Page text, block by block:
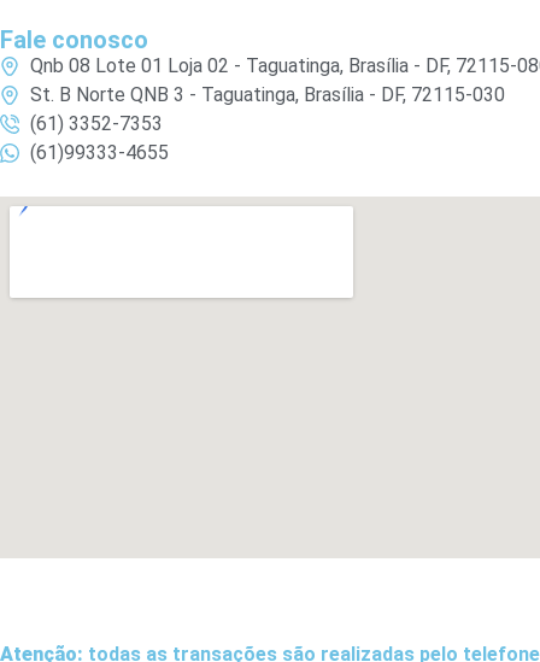
Fale conosco
Qnb 08 Lote 01 Loja 02 - Taguatinga, Brasília - DF, 72115-
St. B Norte QNB 3 - Taguatinga, Brasília - DF, 72115-030
(61) 3352-7353
(61)99333-4655
Atenção: todas as transações são realizadas pelo